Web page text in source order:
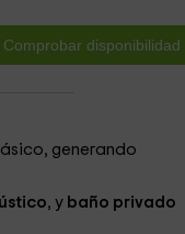
generando
, ybaño privado